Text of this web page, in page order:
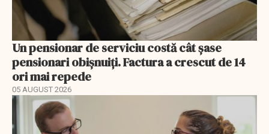
Un pensionar de serviciu costă cât șase
pensionari obișnuiți. Factura a crescut de 14
ori mai repede
05 AUGUST 2026